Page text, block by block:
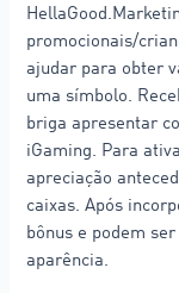
promocionais/
ajudar para obter
uma símbolo.
briga apresentar
iGaming. Para
apreciação
caixas. Após
bônus e podem
aparência.